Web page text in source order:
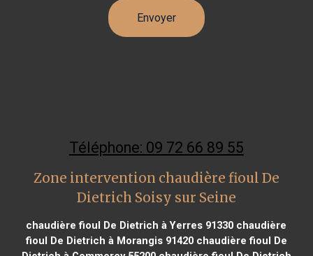
Téléphone: 09 72 66 89 55
Zone intervention chaudière fioul De
Dietrich Soisy sur Seine
chaudière fioul De Dietrich à Yerres 91330 chaudière
fioul De Dietrich à Morangis 91420chaudière fioul De